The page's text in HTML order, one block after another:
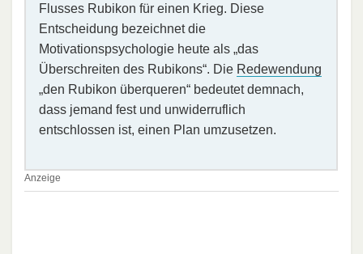
Flusses Rubikon für einen Krieg. Diese
Entscheidung bezeichnet die
Motivationspsychologie heute als „das
Überschreiten des Rubikons“. Die Redewendung
„den Rubikon überqueren“ bedeutet demnach,
dass jemand fest und unwiderruflich
entschlossen ist, einen Plan umzusetzen.
Anzeige